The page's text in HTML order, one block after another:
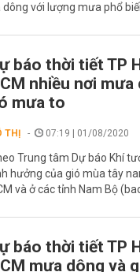
dông với lượng mưa phổ
báo thời tiết TP
nhiều nơi
mưa to
THỊ 07:19 | 01/08/2020
Trung tâm Dự báo Khí
hưởng của gió mùa tây
và ở các tỉnh Nam Bộ
báo thời tiết TP
mưa dông và